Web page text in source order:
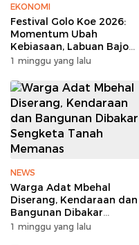
EKONOMI
Festival Golo Koe 2026:
Momentum Ubah
Kebiasaan, Labuan Bajo
Tanpa Sampah
1 minggu yang lalu
NEWS
Warga Adat Mbehal
Diserang, Kendaraan dan
Bangunan Dibakar
Sengketa Tanah Memanas
1 minggu yang lalu